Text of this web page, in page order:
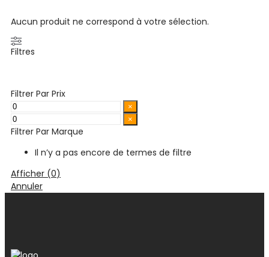
Aucun produit ne correspond à votre sélection.
Filtres
Filtrer Par Prix
×
×
Filtrer Par Marque
Il n’y a pas encore de termes de filtre
Afficher (0)
Annuler